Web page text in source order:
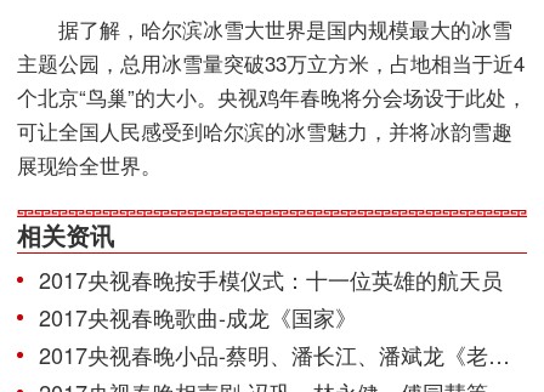
据了解，哈尔滨冰雪大世界是国内规模最大的冰雪
主题公园，总用冰雪量突破33万立方米，占地相当于近4
个北京“鸟巢”的大小。央视鸡年春晚将分会场设于此处，
可让全国人民感受到哈尔滨的冰雪魅力，并将冰韵雪趣
展现给全世界。
相关资讯
2017央视春晚按手模仪式：十一位英雄的航天员
2017央视春晚歌曲-成龙《国家》
2017央视春晚小品-蔡明、潘长江、潘斌龙《老伴》